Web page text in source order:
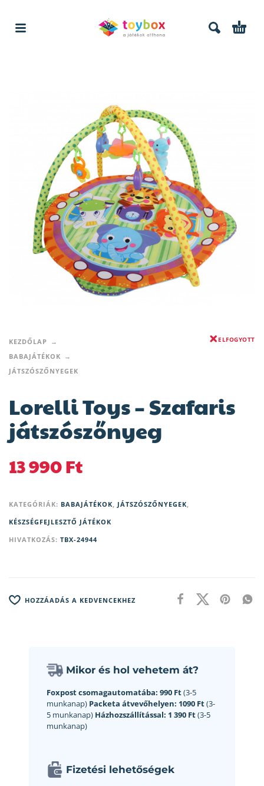
KEZDŐLAP
BABAJÁTÉKOK
JÁTSZÓSZŐNYEGEK
ELFOGYOTT
Lorelli Toys – Szafaris
játszószőnyeg
13 990Ft
KATEGÓRIÁK: BABAJÁTÉKOK, JÁTSZÓSZŐNYEGEK,
KÉSZSÉGFEJLESZTŐ JÁTÉKOK
HIVATKOZÁS: TBX-24944
HOZZÁADÁS A KEDVENCEKHEZ
Mikor és hol vehetem át?
Foxpost csomagautomatába: 990 Ft(3-5
munkanap) Packeta átvevőhelyen: 1090 Ft(3-
5 munkanap) Házhozszállítással: 1 390 Ft(3-5
munkanap)
Fizetési lehetőségek